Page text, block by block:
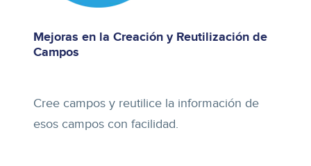
Mejoras en la Creación y Reutilización de
Campos
Cree campos y reutilice la información de
esos campos con facilidad.